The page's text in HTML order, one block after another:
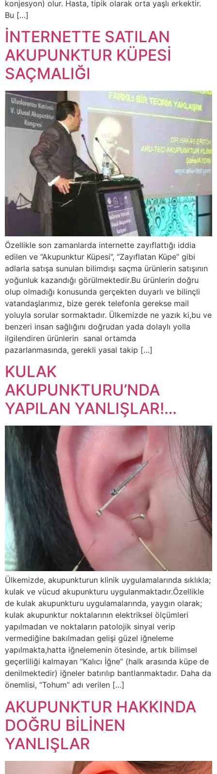
konjesyon) olur. Hasta, tipik olarak orta yaşlı erkektir.
Bu […]
İNTERNETTE SATILAN
AKUPUNKTUR KÜPESİ
SAÇMALIĞI
Özellikle son zamanlarda internette zayıflattığı iddia
edilen ve “Akupunktur Küpesi”, “Zayıflatan Küpe” gibi
adlarla satışa sunulan bilimdışı saçma ürünlerin satışının
yoğunluk kazandığı görülmektedir.Bu ürünlerin doğru
olup olmadığı konusunda gerçekten duyarlı ve bilinçli
vatandaşlarımız, bize gerek telefonla gerekse mail
yoluyla sorular sormaktadır. Ülkemizde ne yazık ki,bu ve
benzeri insan sağlığını doğrudan yada dolaylı yolla
ilgilendiren ürünlerin sanal ortamda
pazarlanmasında, gerekli yasal takip […]
KULAK
AKUPUNKTURU’NDA
YAPILAN YANLIŞLAR!…
Ülkemizde, akupunkturun klinik uygulamalarında sıklıkla;
kulak ve vücud akupunkturu uygulanmaktadır.Özellikle
de kulak akupunkturu uygulamalarında, yaygın olarak;
kulak akupunktur noktalarının elektriksel ölçümleri
yapılmadan ve noktaların patolojik sinyal verip
vermediğine bakılmadan gelişi güzel iğneleme
yapılmakta,hatta iğnelemenin ötesinde, artık bilimsel
geçerliliği kalmayan “Kalıcı İğne” (halk arasında küpe de
denilmektedir) iğneler batırılıp bantlanmaktadır. Daha da
önemlisi, “Tohum” adı verilen […]
AKUPUNKTUR HAKKINDA
DOĞRU BİLİNEN
YANLIŞLAR